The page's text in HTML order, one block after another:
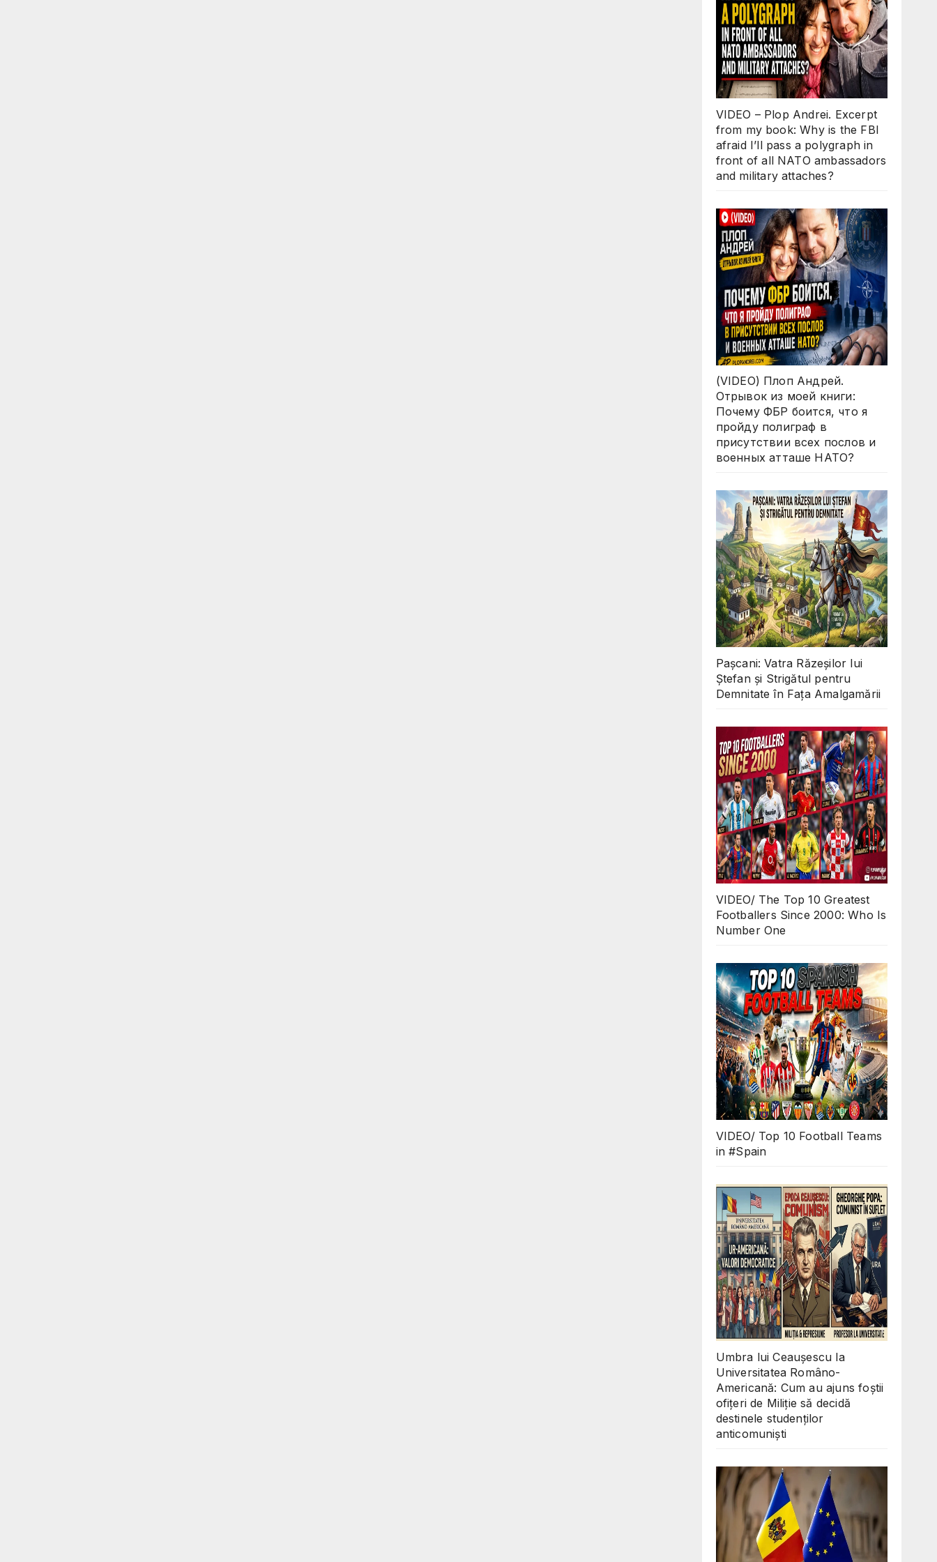
VIDEO – Plop Andrei. Excerpt
from my book: Why is the FBI
afraid I’ll pass a polygraph in
front of all NATO ambassadors
and military attaches?
(VIDEO) Плоп Андрей.
Отрывок из моей книги:
Почему ФБР боится, что я
пройду полиграф в
присутствии всех послов и
военных атташе НАТО?
Pașcani: Vatra Răzeșilor lui
Ștefan și Strigătul pentru
Demnitate în Fața Amalgamării
VIDEO/ The Top 10 Greatest
Footballers Since 2000: Who Is
Number One
VIDEO/ Top 10 Football Teams
in #Spain
Umbra lui Ceaușescu la
Universitatea Româno-
Americană: Cum au ajuns foștii
ofițeri de Miliție să decidă
destinele studenților
anticomuniști